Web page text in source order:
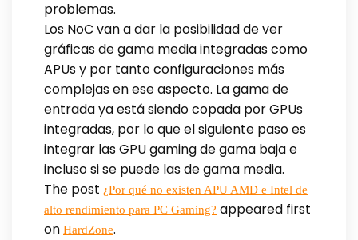
problemas.
Los NoC van a dar la posibilidad de ver
gráficas de gama media integradas como
APUs y por tanto configuraciones más
complejas en ese aspecto. La gama de
entrada ya está siendo copada por GPUs
integradas, por lo que el siguiente paso es
integrar las GPU gaming de gama baja e
incluso si se puede las de gama media.
The post ¿Por qué no existen APU AMD e Intel de
alto rendimiento para PC Gaming? appeared first
on HardZone.